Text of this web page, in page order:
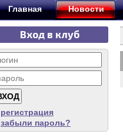
Главная Новости
Вход в клуб
регистрация
забыли пароль?